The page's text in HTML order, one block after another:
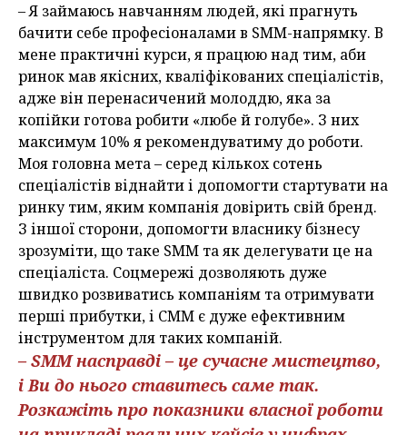
– Я займаюсь навчанням людей, які прагнуть
бачити себе професіоналами в SММ-напрямку. В
мене практичні курси, я працюю над тим, аби
ринок мав якісних, кваліфікованих спеціалістів,
адже він перенасичений молоддю, яка за
копійки готова робити «любе й голубе». З них
максимум 10% я рекомендуватиму до роботи.
Моя головна мета – серед кількох сотень
спеціалістів віднайти і допомогти стартувати на
ринку тим, яким компанія довірить свій бренд.
З іншої сторони, допомогти власнику бізнесу
зрозуміти, що таке SММ та як делегувати це на
спеціаліста. Соцмережі дозволяють дуже
швидко розвиватись компаніям та отримувати
перші прибутки, і СММ є дуже ефективним
інструментом для таких компаній.
– SММ насправді – це сучасне мистецтво,
і Ви до нього ставитесь саме так.
Розкажіть про показники власної роботи